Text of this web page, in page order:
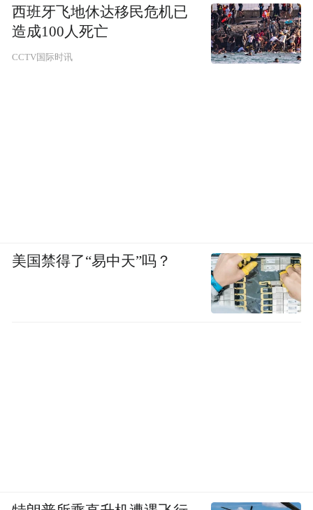
西班牙飞地休达移民危机已
造成100人死亡
CCTV国际时讯
美国禁得了“易中天”吗？